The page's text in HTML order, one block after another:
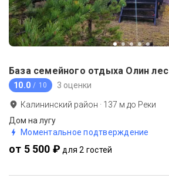
База семейного отдыха Олин лес
10.0 / 10 3 оценки
Калининский район · 137 м до Реки
Дом на лугу
Моментальное подтверждение
от 5 500 ₽ для 2 гостей